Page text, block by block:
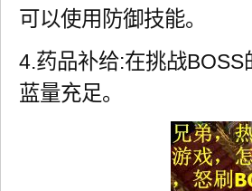
可以使用防御技能。
4.药品补给:在挑战
蓝量充足。